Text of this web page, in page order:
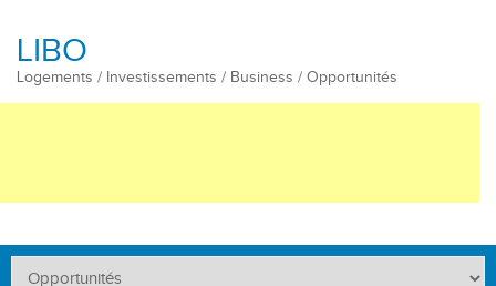
LIBO
Logements / Investissements / Business / Opportunités